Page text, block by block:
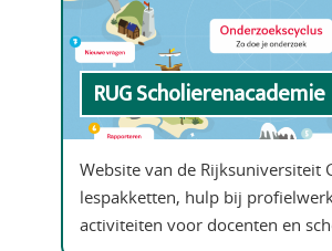
RUG Scholierenacademie
Website van de Rijksuniversiteit
lespakketten, hulp bij
activiteiten voor docenten en